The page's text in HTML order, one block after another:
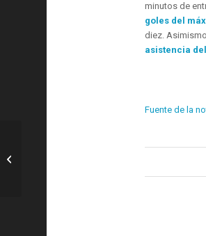
minutos de
goles del
diez.
asistencia
Fuente de la
Tenis: Nadal y Djokovic en la misma